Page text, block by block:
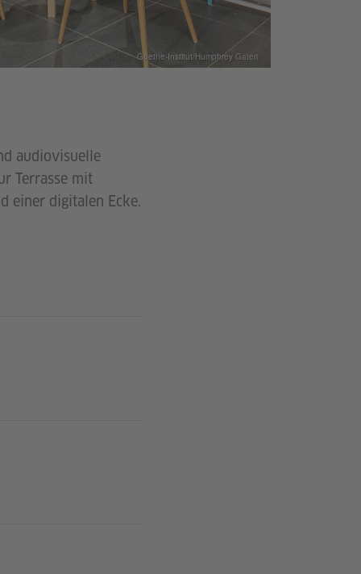
Goethe-Institut/Humphrey Gateri
audiovisuelle
Terrasse mit
einer digitalen Ecke.